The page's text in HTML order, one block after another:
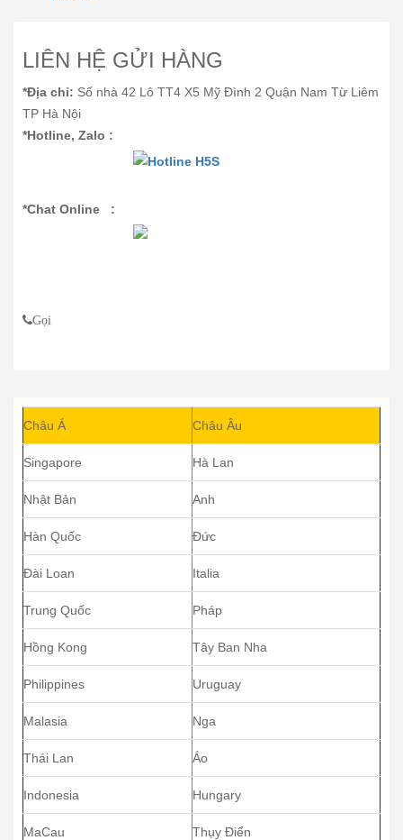
LIÊN HỆ GỬI HÀNG
*Địa chỉ: Số nhà 42 Lô TT4 X5 Mỹ Đình 2 Quận Nam Từ Liêm
TP Hà Nội
*Hotline, Zalo :
*Chat Online :
Gọi
Châu Á Châu Âu
Singapore Hà Lan
Nhật Bản Anh
Hàn Quốc Đức
Đài Loan Italia
Trung Quốc Pháp
Hồng Kong Tây Ban Nha
Philippines Uruguay
Malasia Nga
Thái Lan Áo
Indonesia Hungary
MaCau Thụy Điển